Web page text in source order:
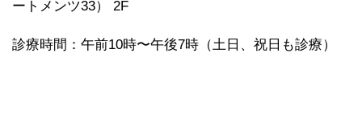
ートメンツ33） 2F
診療時間：午前10時〜午後7時（土日、祝日も診療）